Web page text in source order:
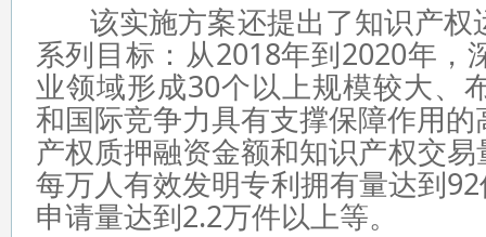
该实施方案还提出了知识产权
系列目标：从2018年到2020年，
业领域形成30个以上规模较大、
和国际竞争力具有支撑保障作用
产权质押融资金额和知识产权交
每万人有效发明专利拥有量达到
申请量达到2.2万件以上等。